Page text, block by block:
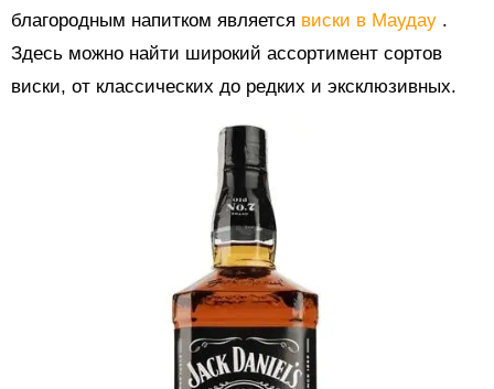
благородным напитком является виски в Маудау .
Здесь можно найти широкий ассортимент сортов
виски, от классических до редких и эксклюзивных.